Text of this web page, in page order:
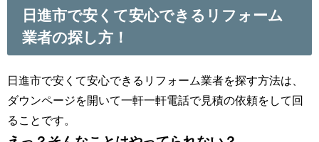
日進市で安くて安心できるリフォーム
業者の探し方！
日進市で安くて安心できるリフォーム業者を探す方法は、
ダウンページを開いて一軒一軒電話で見積の依頼をして回
ることです。